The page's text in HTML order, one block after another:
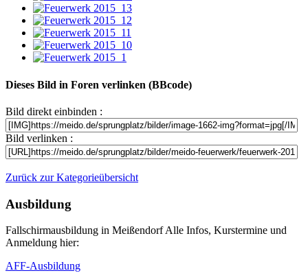
Dieses Bild in Foren verlinken (BBcode)
Bild direkt einbinden :
Bild verlinken :
Zurück zur Kategorieübersicht
Ausbildung
Fallschirmausbildung in Meißendorf Alle Infos, Kurstermine und
Anmeldung hier:
AFF-Ausbildung